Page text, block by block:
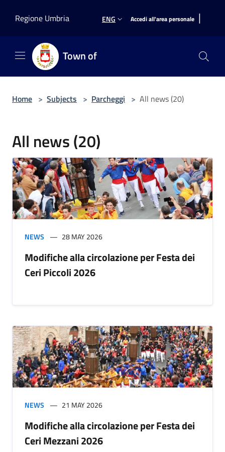
Regione Umbria
ENG Accedi all'area personale |
Town of
Home > Subjects > Parcheggi > All news (20)
All news (20)
NEWS 28 MAY 2026
Modifiche alla circolazione per Festa dei
Ceri Piccoli 2026
NEWS 21 MAY 2026
Modifiche alla circolazione per Festa dei
Ceri Mezzani 2026